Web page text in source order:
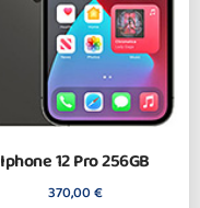
Iphone 12 Pro 256GB
370,00€